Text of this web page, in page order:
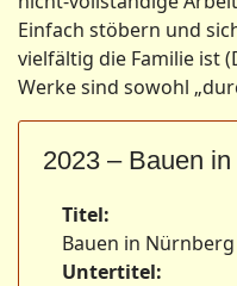
Einfach stöbern und
vielfältig die Familie ist
Werke sind sowohl
2023 – Bauen
Titel:
Bauen in Nürnberg
Untertitel: